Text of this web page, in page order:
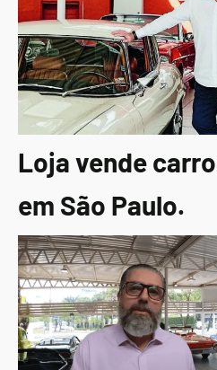
Loja vende
em São Paulo.